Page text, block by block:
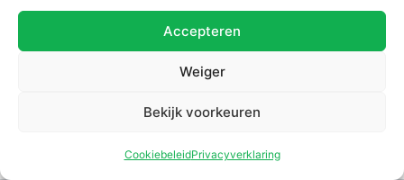
Accepteren
Weiger
Bekijk voorkeuren
CookiebeleidPrivacyverklaring